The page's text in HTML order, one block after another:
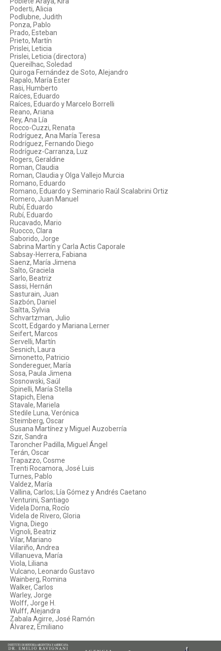
Poderti, Alicia
Podlubne, Judith
Ponza, Pablo
Prado, Esteban
Prieto, Martín
Prislei, Leticia
Prislei, Leticia (directora)
Quereilhac, Soledad
Quiroga Fernández de Soto, Alejandro
Rapalo, María Ester
Rasi, Humberto
Raíces, Eduardo
Raíces, Eduardo y Marcelo Borrelli
Reano, Ariana
Rey, Ana Lía
Rocco-Cuzzi, Renata
Rodríguez, Ana María Teresa
Rodríguez, Fernando Diego
Rodríguez-Carranza, Luz
Rogers, Geraldine
Roman, Claudia
Roman, Claudia y Olga Vallejo Murcia
Romano, Eduardo
Romano, Eduardo y Seminario Raúl Scalabrini Ortiz
Romero, Juan Manuel
Rubí, Eduardo
Rubí, Eduardo
Rucavado, Mario
Ruocco, Clara
Saborido, Jorge
Sabrina Martín y Carla Actis Caporale
Sabsay-Herrera, Fabiana
Saenz, María Jimena
Salto, Graciela
Sarlo, Beatriz
Sassi, Hernán
Sasturain, Juan
Sazbón, Daniel
Saítta, Sylvia
Schvartzman, Julio
Scott, Edgardo y Mariana Lerner
Seifert, Marcos
Servelli, Martín
Sesnich, Laura
Simonetto, Patricio
Sondereguer, María
Sosa, Paula Jimena
Sosnowski, Saúl
Spinelli, María Stella
Stapich, Elena
Stavale, Mariela
Stedile Luna, Verónica
Steimberg, Oscar
Susana Martínez y Miguel Auzoberría
Szir, Sandra
Taroncher Padilla, Miguel Ángel
Terán, Oscar
Trapazzo, Cosme
Trenti Rocamora, José Luis
Turnes, Pablo
Valdez, María
Vallina, Carlos; Lía Gómez y Andrés Caetano
Venturini, Santiago
Videla Dorna, Rocío
Videla de Rivero, Gloria
Vigna, Diego
Vignoli, Beatriz
Vilar, Mariano
Vilariño, Andrea
Villanueva, María
Viola, Liliana
Vulcano, Leonardo Gustavo
Wainberg, Romina
Walker, Carlos
Warley, Jorge
Wolff, Jorge H.
Wulff, Alejandra
Zabala Agirre, José Ramón
Álvarez, Emiliano